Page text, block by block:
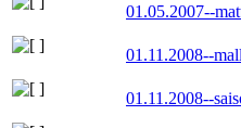
01.05.2007--
01.11.2008--
01.11.2008--